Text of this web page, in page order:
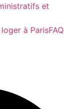
et
loger à ParisFAQ